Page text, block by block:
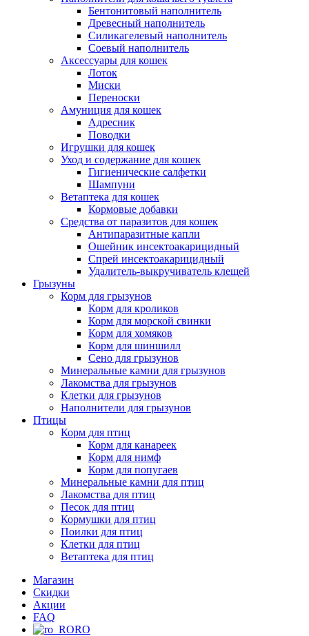
Бентонитовый наполнитель
Древесный наполнитель
Силикагелевый наполнитель
Соевый наполнитель
Аксессуары для кошек
Лоток
Миски
Переноски
Амуниция для кошек
Адресник
Поводки
Игрушки для кошек
Уход и содержание для кошек
Гигиенические салфетки
Шампуни
Ветаптека для кошек
Кормовые добавки
Средства от паразитов для кошек
Антипаразитные капли
Ошейник инсектоакарицидный
Спрей инсектоакарицидный
Удалитель-выкручиватель клещей
Грызуны
Корм для грызунов
Корм для кроликов
Корм для морской свинки
Корм для хомяков
Корм для шиншилл
Сено для грызунов
Минеральные камни для грызунов
Лакомства для грызунов
Клетки для грызунов
Наполнители для грызунов
Птицы
Корм для птиц
Корм для канареек
Корм для нимф
Корм для попугаев
Минеральные камни для птиц
Лакомства для птиц
Песок для птиц
Кормушки для птиц
Поилки для птиц
Клетки для птиц
Ветаптека для птиц
Магазин
Скидки
Акции
FAQ
RO